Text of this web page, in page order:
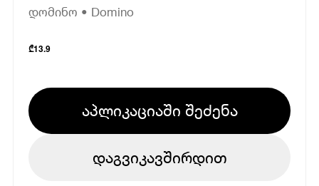
დომინო • Domino
₾13.9
აპლიკაციაში შეძენა
დაგვიკავშირდით